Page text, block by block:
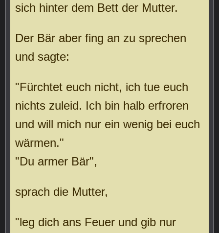
sich hinter dem Bett der Mutter.
Der Bär aber fing an zu sprechen
und sagte:
"Fürchtet euch nicht, ich tue euch
nichts zuleid. Ich bin halb erfroren
und will mich nur ein wenig bei euch
wärmen."
"Du armer Bär",
sprach die Mutter,
"leg dich ans Feuer und gib nur